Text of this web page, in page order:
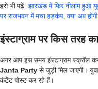
इसे भी पढ़ें: झारखंड में फिर नीलाम हुआ
पर राजभवन में मचा हड़कंप, क्या अब
इंस्टाग्राम पर किस तरह
अगर आप इस समय इंस्टाग्राम स्क्रॉल
Janta Party से जुड़ी मिल जाएगी।
कंटेंट पोस्ट कर रहे हैं।